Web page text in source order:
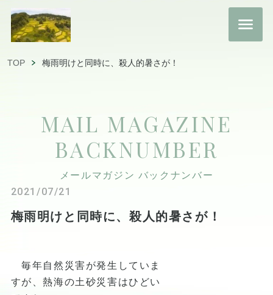
TOP 梅雨明けと同時に、殺人的暑さが！
MAIL MAGAZINE
BACKNUMBER
メールマガジン バックナンバー
2021/07/21
梅雨明けと同時に、殺人的暑さが！
毎年自然災害が発生していま
すが、熱海の土砂災害はひどい